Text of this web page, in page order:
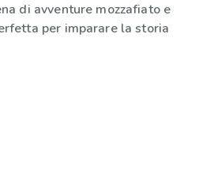
di avventure mozzafiato e
per imparare la storia